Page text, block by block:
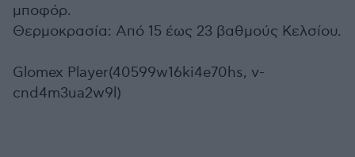
μποφόρ.
Θερμοκρασία: Από 15 έως 23 βαθμούς Κελσίου.
Glomex Player(40599w16ki4e70hs, v-
cnd4m3ua2w9l)